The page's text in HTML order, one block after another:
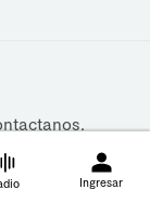
.
Ingresar